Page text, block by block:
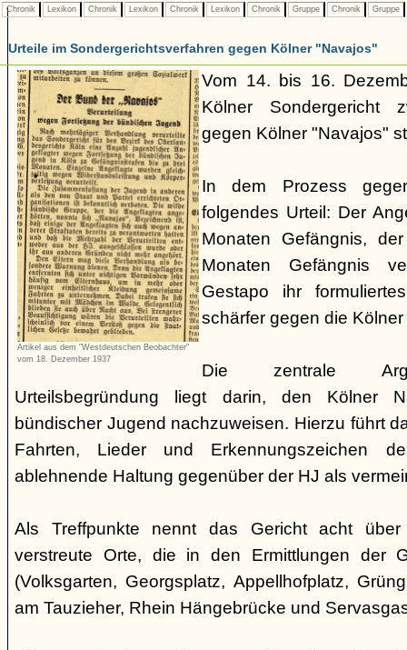
Chronik Lexikon Chronik Lexikon Chronik Lexikon Chronik Gruppe Chronik Gruppe
Urteile im Sondergerichtsverfahren gegen Kölner "Navajos"
Artikel aus dem "Westdeutschen Beobachter"
vom 18. Dezember 1937
Vom 14. bis 16.
Kölner Sondergericht
gegen Kölner "Navajos"
In dem Prozess
folgendes Urteil: Der
Monaten Gefängnis,
Monaten Gefängnis
Gestapo ihr
schärfer gegen die
Die zentrale
Urteilsbegründung liegt darin, den Kölner
bündischer Jugend nachzuweisen. Hierzu führt
Fahrten, Lieder und Erkennungszeichen
ablehnende Haltung gegenüber der HJ als
Als Treffpunkte nennt das Gericht acht
verstreute Orte, die in den Ermittlungen der
(Volksgarten, Georgsplatz, Appellhofplatz,
am Tauzieher, Rhein Hängebrücke und